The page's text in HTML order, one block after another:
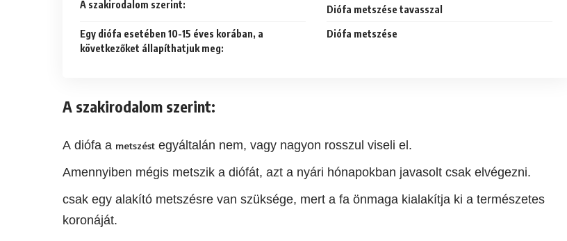
A szakirodalom szerint: Diófa metszése tavasszal
Egy diófa esetében 10-15 éves korában, a
következőket állapíthatjuk meg:
Diófa metszése
A szakirodalom szerint:
A diófa a metszést egyáltalán nem, vagy nagyon rosszul viseli el.
Amennyiben mégis metszik a diófát, azt a nyári hónapokban javasolt csak elvégezni.
csak egy alakító metszésre van szüksége, mert a fa önmaga kialakítja ki a természetes
koronáját.